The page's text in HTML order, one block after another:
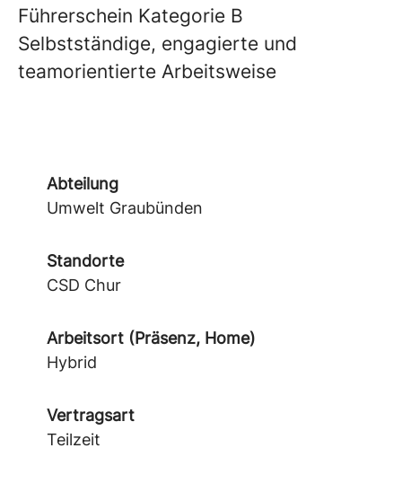
Führerschein Kategorie B
Selbstständige, engagierte und
teamorientierte Arbeitsweise
Abteilung
Umwelt Graubünden
Standorte
CSD Chur
Arbeitsort (Präsenz, Home)
Hybrid
Vertragsart
Teilzeit